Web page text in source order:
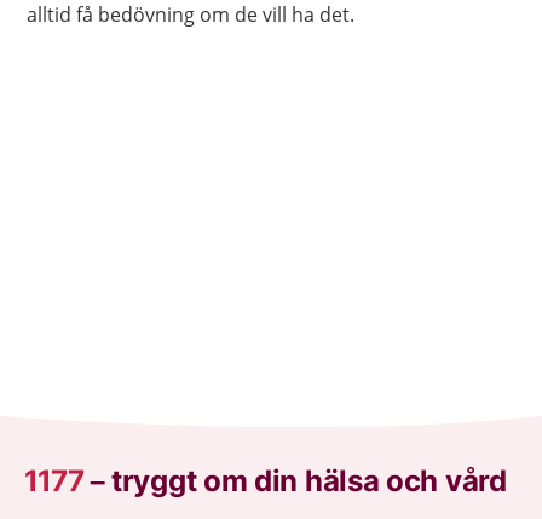
alltid få bedövning om de vill ha det.
1177–tryggt om din hälsa och vård